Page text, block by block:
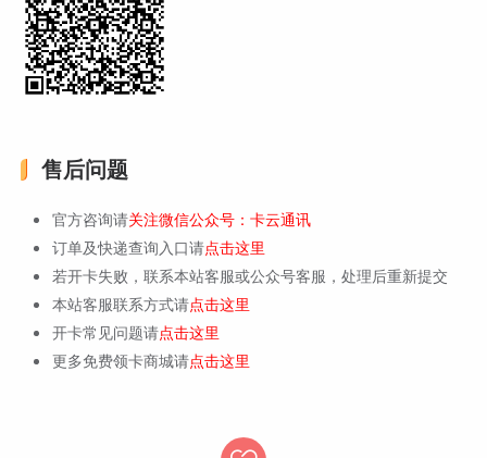
售后问题
官方咨询请关注微信公众号：卡云通讯
订单及快递查询入口请点击这里
若开卡失败，联系本站客服或公众号客服，处理后重新提交
本站客服联系方式请点击这里
开卡常见问题请点击这里
更多免费领卡商城请点击这里